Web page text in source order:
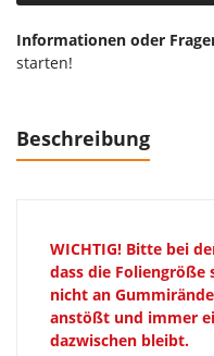
Informationen oder
starten!
Beschreibung
WICHTIG! Bitte bei
dass die Foliengröße
nicht an
anstößt und immer
dazwischen bleibt.